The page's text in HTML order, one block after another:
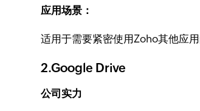
应用场景：
适用于需要紧密使用Zoho其他应
2.Google Drive
公司实力